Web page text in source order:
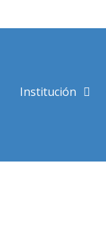
al
Institución